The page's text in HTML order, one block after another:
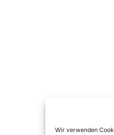
Wir verwenden